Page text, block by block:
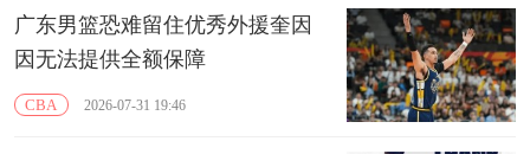
广东男篮恐难留住优秀外援奎因
因无法提供全额保障
CBA 2026-07-31 19:46